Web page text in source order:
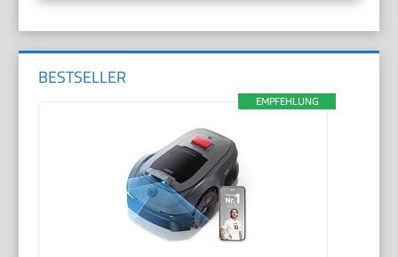
BESTSELLER
EMPFEHLUNG